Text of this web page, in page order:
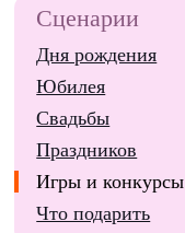
Сценарии
Дня рождения
Юбилея
Свадьбы
Праздников
Игры и конкурсы
Что подарить